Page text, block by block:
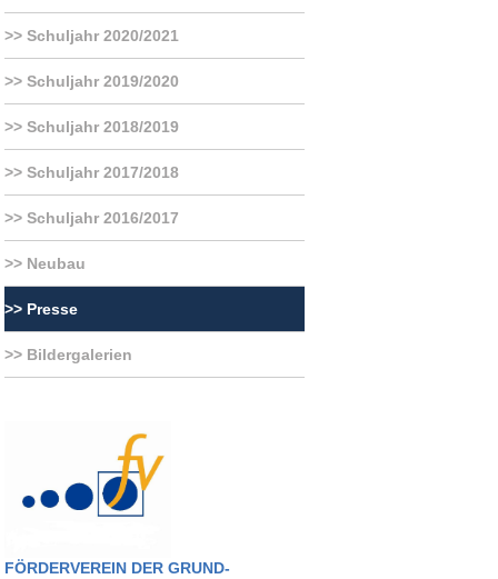
Schuljahr 2020/2021
Schuljahr 2019/2020
Schuljahr 2018/2019
Schuljahr 2017/2018
Schuljahr 2016/2017
Neubau
Presse
Bildergalerien
FÖRDERVEREIN DER GRUND-